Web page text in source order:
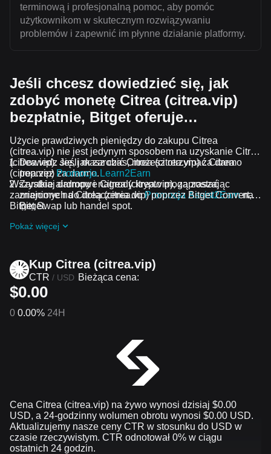
terminową i profesjonalną pomoc, aby pomóc
użytkownikom w skutecznym rozwiązywaniu
problemów i zapewnić im płynne działanie platformy.
Jeśli chcesz dowiedzieć się, jak
zdobyć monetę Citrea (citrea.vip)
bezpłatnie, Bitget oferuje…
Użycie prawdziwych pieniędzy do zakupu Citrea
(citrea.vip) nie jest jedynym sposobem na uzyskanie Citrea
(citrea.vip). Jeśli masz czas, możesz otrzymać Citrea
(citrea.vip) za darmo.
Dowiedz się, jak zarobić Citrea (citrea.vip) za darmo
poprzez Promocja Learn2Earn
Zarabiaj darmowe Citrea (citrea.vip), zapraszając
znajomych do dołączenia doPromocja Assist2Earnna
Bitget.
dołączając do
Wszystkie airdropy i nagrody krypto mogą zostać
zamienione na Citrea (citrea.vip) poprzez Bitget Convert,
Bitget Swap lub handel spot.
Pokaż więcej
Kup Citrea (citrea.vip)
CTR / USD Bieżąca cena:
$0.00
0 0.00% 24H
Cena Citrea (citrea.vip) na żywo wynosi dzisiaj $0.00
USD, a 24-godzinny wolumen obrotu wynosi $0.00 USD.
Aktualizujemy nasze ceny CTR w stosunku do USD w
czasie rzeczywistym. CTR odnotował 0% w ciągu
ostatnich 24 godzin.